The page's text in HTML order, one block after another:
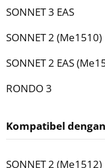
SONNET 3 EAS
SONNET 2 (Me1510)
SONNET 2 EAS
RONDO 3
Kompatibel
SONNET 2 (Me1512)